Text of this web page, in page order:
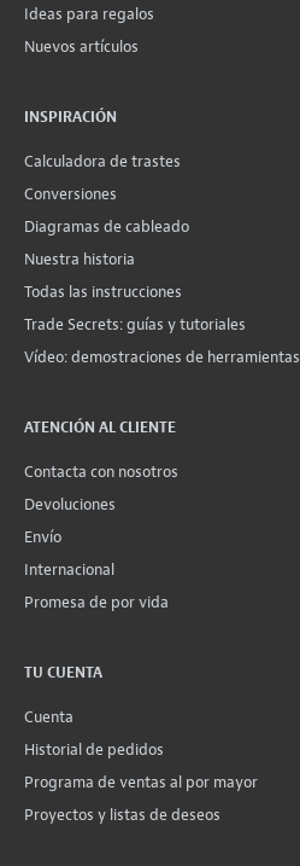
Ideas para regalos
Nuevos artículos
INSPIRACIÓN
Calculadora de trastes
Conversiones
Diagramas de cableado
Nuestra historia
Todas las instrucciones
Trade Secrets: guías y tutoriales
Vídeo: demostraciones de herramientas
ATENCIÓN AL CLIENTE
Contacta con nosotros
Devoluciones
Envío
Internacional
Promesa de por vida
TU CUENTA
Cuenta
Historial de pedidos
Programa de ventas al por mayor
Proyectos y listas de deseos